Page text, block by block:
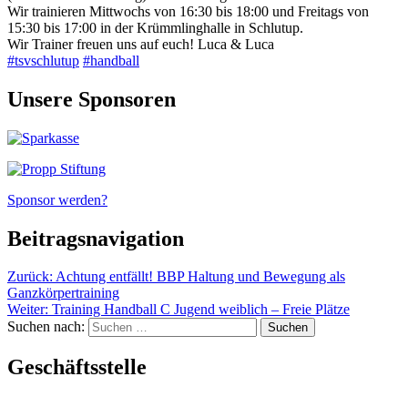
Wir trainieren Mittwochs von 16:30 bis 18:00 und Freitags von
15:30 bis 17:00 in der Krümmlinghalle in Schlutup.
Wir Trainer freuen uns auf euch! Luca & Luca
#tsvschlutup #handball
Unsere Sponsoren
Sponsor werden?
Beitragsnavigation
Zurück: Achtung entfällt! BBP Haltung und Bewegung als
Ganzkörpertraining
Weiter: Training Handball C Jugend weiblich – Freie Plätze
Suchen nach:
Geschäftsstelle